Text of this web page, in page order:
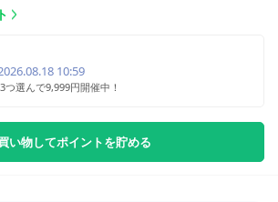
10:59
選んで9,999円開催中！
い物してポイントを貯める